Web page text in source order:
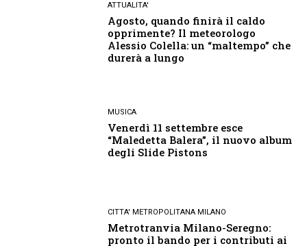
ATTUALITA'
Agosto, quando finirà il caldo
opprimente? Il meteorologo
Alessio Colella: un “maltempo” che
durerà a lungo
MUSICA
Venerdì 11 settembre esce
“Maledetta Balera”, il nuovo album
degli Slide Pistons
CITTA' METROPOLITANA MILANO
Metrotranvia Milano-Seregno:
pronto il bando per i contributi ai